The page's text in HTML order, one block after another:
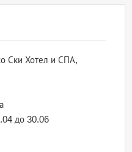
Ски Хотел и СПА,
до 30.06